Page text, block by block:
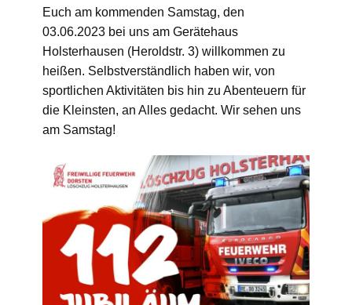
Euch am kommenden Samstag, den
03.06.2023 bei uns am Gerätehaus
Holsterhausen (Heroldstr. 3) willkommen zu
heißen. Selbstverständlich haben wir, von
sportlichen Aktivitäten bis hin zu Abenteuern für
die Kleinsten, an Alles gedacht. Wir sehen uns
am Samstag!